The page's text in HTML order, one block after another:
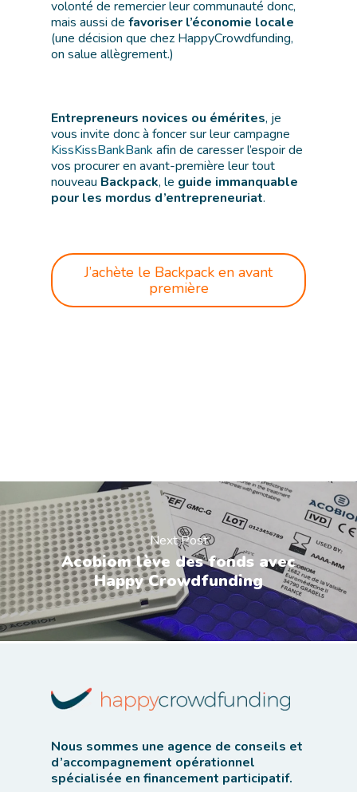
volonté de remercier leur communauté donc,
mais aussi de favoriser l’économie locale
(une décision que chez HappyCrowdfunding,
on salue allègrement.)
Entrepreneurs novices ou émérites, je
vous invite donc à foncer sur leur campagne
KissKissBankBank afin de caresser l’espoir de
vos procurer en avant-première leur tout
nouveau Backpack, le guide immanquable
pour les mordus d’entrepreneuriat.
J’achète le Backpack en avant
première
Next Post
Acobiom lève des fonds avec
Happy Crowdfunding
Nous sommes une agence de conseils et
d’accompagnement opérationnel
spécialisée en financement participatif.